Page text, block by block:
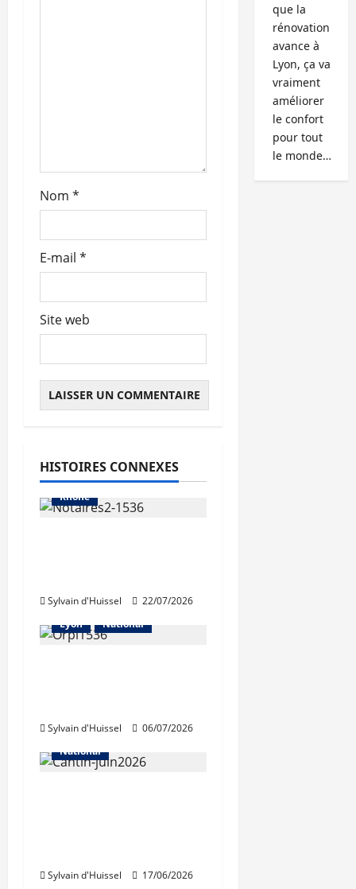
c
l
e
Nom *
E-mail *
Site web
HISTOIRES CONNEXES
Abonnés
Métropole de Lyon
Rhône
Sylvain d'Huissel 22/07/2026
Abonnés
Les prix
Lyon
National
Sylvain d'Huissel 06/07/2026
Abonnés
Les prix
National
Sylvain d'Huissel 17/06/2026
que la
rénovation
avance à
Lyon, ça va
vraiment
améliorer
le confort
pour tout
le monde…